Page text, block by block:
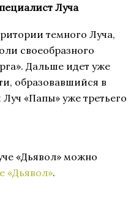
Луча
темного Луча,
своеобразного
Дальше идет уже
образовавшийся в
«Папы» уже третьего
«Дьявол» можно
«Дьявол».